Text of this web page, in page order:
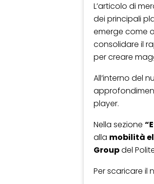
L’articolo di
dei principali
emerge come
consolidare il
per creare
All’interno del
player.
Nella sezione
alla mobilità
Groupdel
Per scaricare il